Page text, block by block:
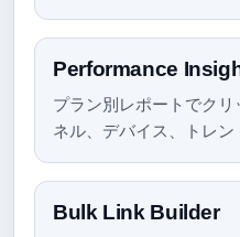
Performance
プラン別レポートでク
ネル、デバイス、トレン
Bulk Link Builder